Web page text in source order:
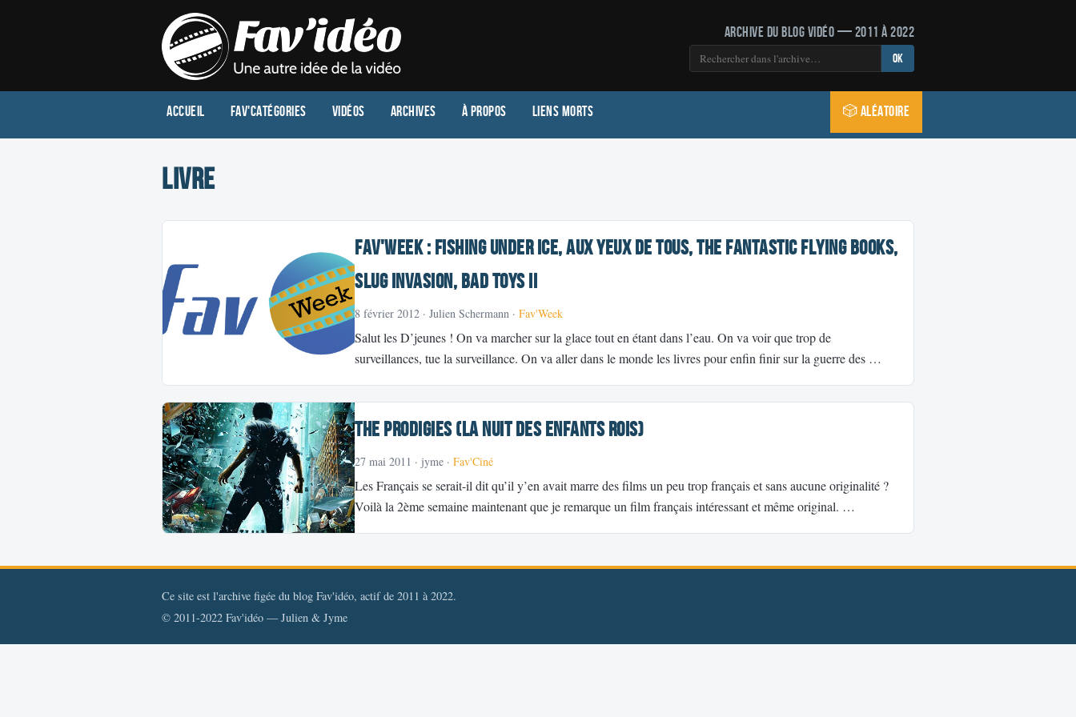
Archive du blog vidéo — 2011 à 2022
OK
Accueil Fav'Catégories Vidéos Archives À propos Liens morts 🎲 Aléatoire
livre
Fav'Week : Fishing under ice, Aux yeux de Tous, The Fantastic Flying Books,
Slug Invasion, Bad Toys II
8 février 2012 · Julien Schermann · Fav'Week
Salut les D’jeunes ! On va marcher sur la glace tout en étant dans l’eau. On va voir que trop de
surveillances, tue la surveillance. On va aller dans le monde les livres pour enfin finir sur la guerre des …
The Prodigies (La Nuit des enfants rois)
27 mai 2011 · jyme · Fav'Ciné
Les Français se serait-il dit qu’il y’en avait marre des films un peu trop français et sans aucune originalité ?
Voilà la 2ème semaine maintenant que je remarque un film français intéressant et même original. …
Ce site est l'archive figée du blog Fav'idéo, actif de 2011 à 2022.
© 2011-2022 Fav'idéo — Julien & Jyme